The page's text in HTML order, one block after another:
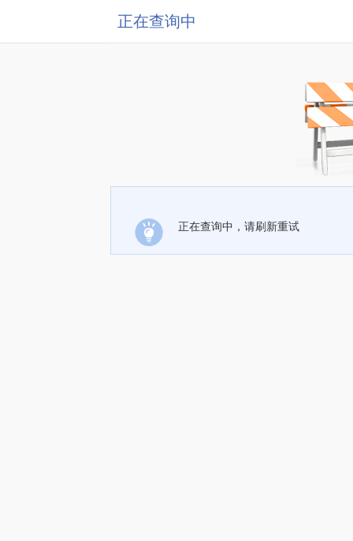
正在查询中
正在查询中，请刷新重试